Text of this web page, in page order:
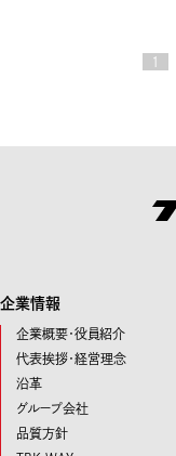
1
企業情報
企業概要・役員紹介
代表挨拶・経営理念
沿革
グループ会社
品質方針